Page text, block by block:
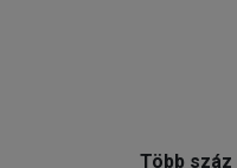
Több száz